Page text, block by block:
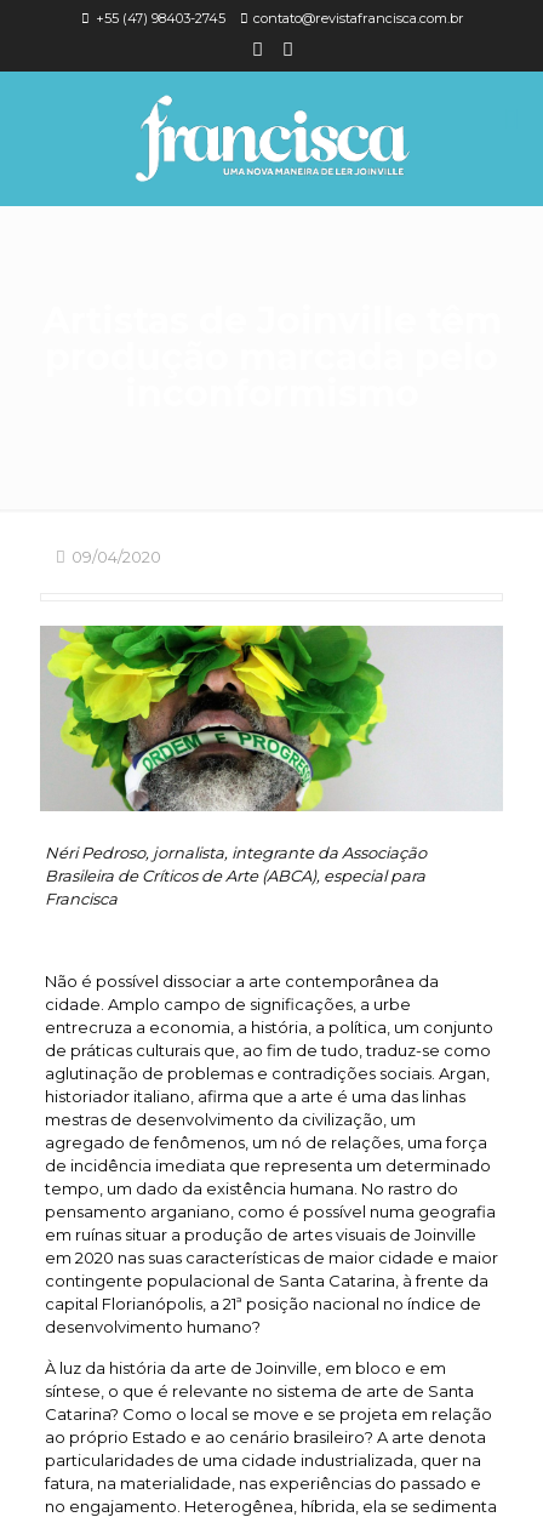
+55 (47) 98403-2745 contato@revistafrancisca.com.br
09/04/2020
Néri Pedroso, jornalista, integrante da Associação
Brasileira de Críticos de Arte (ABCA), especial para
Francisca
Não é possível dissociar a arte contemporânea da
cidade. Amplo campo de significações, a urbe
entrecruza a economia, a história, a política, um conjunto
de práticas culturais que, ao fim de tudo, traduz-se como
aglutinação de problemas e contradições sociais. Argan,
historiador italiano, afirma que a arte é uma das linhas
mestras de desenvolvimento da civilização, um
agregado de fenômenos, um nó de relações, uma força
de incidência imediata que representa um determinado
tempo, um dado da existência humana. No rastro do
pensamento arganiano, como é possível numa geografia
em ruínas situar a produção de artes visuais de Joinville
em 2020 nas suas características de maior cidade e maior
contingente populacional de Santa Catarina, à frente da
capital Florianópolis, a 21ª posição nacional no índice de
desenvolvimento humano?
À luz da história da arte de Joinville, em bloco e em
síntese, o que é relevante no sistema de arte de Santa
Catarina? Como o local se move e se projeta em relação
ao próprio Estado e ao cenário brasileiro? A arte denota
particularidades de uma cidade industrializada, quer na
fatura, na materialidade, nas experiências do passado e
no engajamento. Heterogênea, híbrida, ela se sedimenta